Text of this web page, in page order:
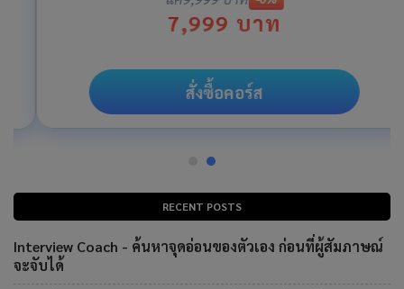
RECENT POSTS
Interview Coach - ค้นหาจุดอ่อนของตัวเอง ก่อนที่ผู้สัมภาษณ์
จะจับได้
7,999 บาท
สั่งซื้อคอร์ส